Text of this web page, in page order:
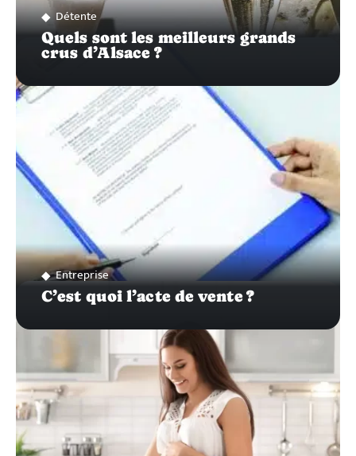
Détente
Quels sont les meilleurs grands
crus d’Alsace ?
Entreprise
C’est quoi l’acte de vente ?